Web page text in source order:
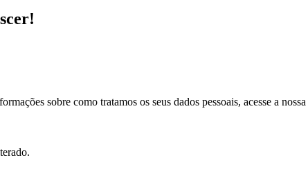
sobre como tratamos os seus dados pessoais, acesse a nossa